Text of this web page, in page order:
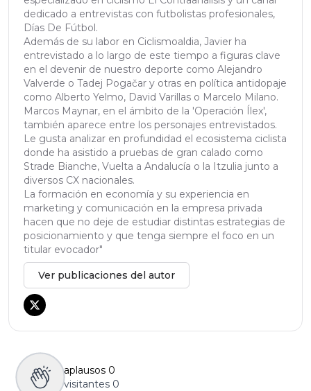
dedicado a entrevistas con futbolistas profesionales,
Días De Fútbol.
Además de su labor en Ciclismoaldia, Javier ha
entrevistado a lo largo de este tiempo a figuras clave
en el devenir de nuestro deporte como Alejandro
Valverde o Tadej Pogačar y otras en política antidopaje
como Alberto Yelmo, David Varillas o Marcelo Milano.
Marcos Maynar, en el ámbito de la 'Operación Ílex',
también aparece entre los personajes entrevistados.
Le gusta analizar en profundidad el ecosistema ciclista
donde ha asistido a pruebas de gran calado como
Strade Bianche, Vuelta a Andalucía o la Itzulia junto a
diversos CX nacionales.
La formación en economía y su experiencia en
marketing y comunicación en la empresa privada
hacen que no deje de estudiar distintas estrategias de
posicionamiento y que tenga siempre el foco en un
titular evocador"
Ver publicaciones del autor
aplausos 0
visitantes 0